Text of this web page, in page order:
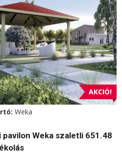
AKCIÓ!
Weka
pavilon Weka szaletli 651.48